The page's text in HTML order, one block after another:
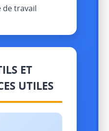
de travail
ET
UTILES